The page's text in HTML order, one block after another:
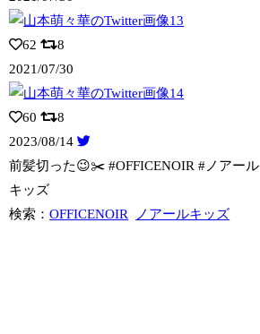
62
8
2021/07/30
60
8
2023/08/14
前髪切った😉✂️ #OFFICENOIR #ノアール
キッズ
検索：OFFICENOIR ノアールキッズ